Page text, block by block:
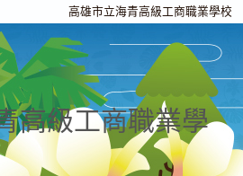
高雄市立海青高級工商職業學校
高級工商職業學